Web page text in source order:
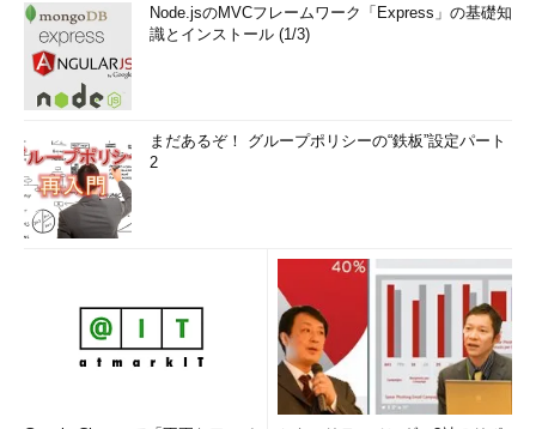
Node.jsのMVCフレームワーク「Express」の基礎知
識とインストール (1/3)
まだあるぞ！ グループポリシーの“鉄板”設定パート
2